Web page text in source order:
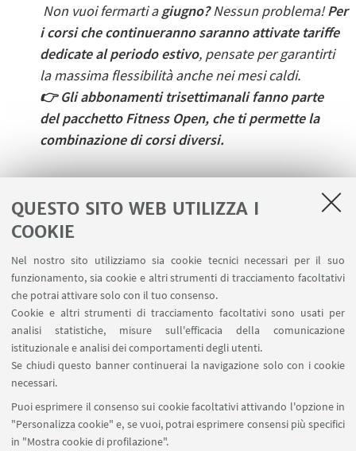
QUESTO SITO WEB UTILIZZA I
COOKIE
Nel nostro sito utilizziamo sia cookie tecnici necessari per il suo
funzionamento, sia cookie e altri strumenti di tracciamento facoltativi
che potrai attivare solo con il tuo consenso.
Cookie e altri strumenti di tracciamento facoltativi sono usati per
analisi statistiche, misure sull'efficacia della comunicazione
istituzionale e analisi dei comportamenti degli utenti.
Se chiudi questo banner continuerai la navigazione solo con i cookie
necessari.
Puoi esprimere il consenso sui cookie facoltativi attivando l'opzione in
"Personalizza cookie" e, se vuoi, potrai esprimere consensi più specifici
in "Mostra cookie di profilazione".
Non vuoi fermarti agiugno?Nessun problema!Per
i corsi che continueranno saranno attivate tariffe
dedicate al periodo estivo, pensate per garantirti
la massima flessibilità anche nei mesi caldi.
👉Gli abbonamenti trisettimanali fanno parte
del pacchetto Fitness Open, che ti permette la
combinazione di corsi diversi.
ISCRIVITI AL CORSO
➡️ Iscriviti presso le nostre segreterie
IN EVIDENZA
🌀Torna alla pagina dei corsi
🪪 Fai la tessera CUSB